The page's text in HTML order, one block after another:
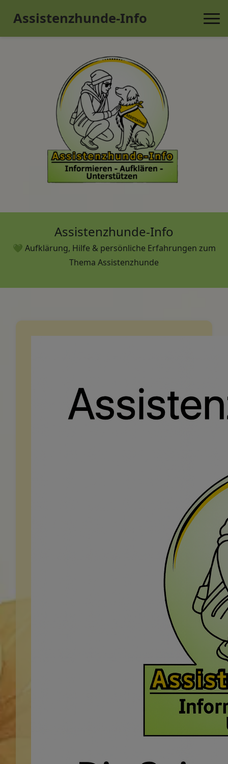
Assistenzhunde-Info
Assistenzhunde-Info
💚 Aufklärung, Hilfe & persönliche Erfahrungen zum
Thema Assistenzhunde